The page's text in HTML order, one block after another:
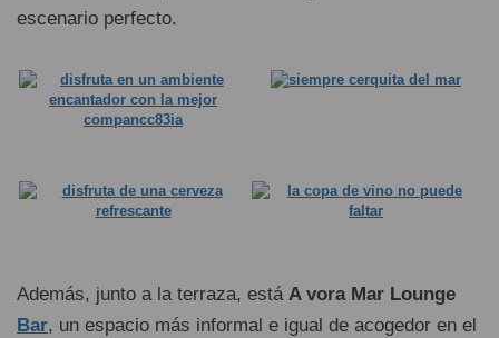
escenario perfecto.
Además, junto a la terraza, está A vora Mar Lounge
Bar, un espacio más informal e igual de acogedor en el